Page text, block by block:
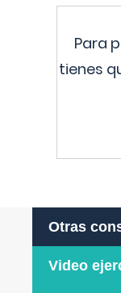
Para
tienes
Otras
Video